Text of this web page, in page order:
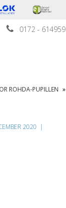
0172 - 614959
ROHDA-PUPILLEN »
2020 |